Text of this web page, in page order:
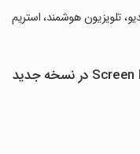
تلویزیون هوشمند، استریم